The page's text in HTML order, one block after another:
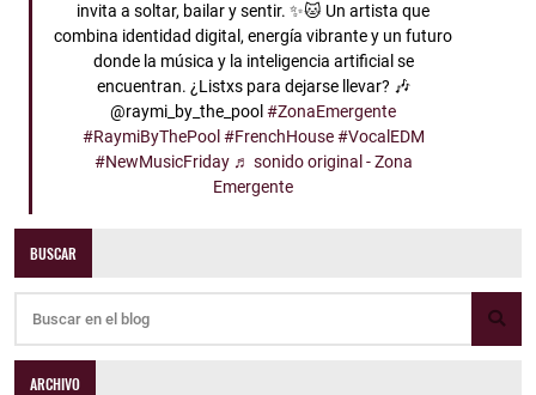
invita a soltar, bailar y sentir. ✨🐱 Un artista que
combina identidad digital, energía vibrante y un futuro
donde la música y la inteligencia artificial se
encuentran. ¿Listxs para dejarse llevar? 🎶
@raymi_by_the_pool#ZonaEmergente
#RaymiByThePool #FrenchHouse #VocalEDM
#NewMusicFriday ♬ sonido original - Zona
Emergente
BUSCAR
ARCHIVO